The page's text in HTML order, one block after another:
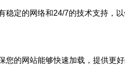
定的网络和24/7的技术支持，
的网站能够快速加载，提供更好